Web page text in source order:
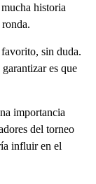
historia
sin duda.
es que
importancia
del torneo
influir en el